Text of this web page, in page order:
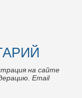
на сайте
Email